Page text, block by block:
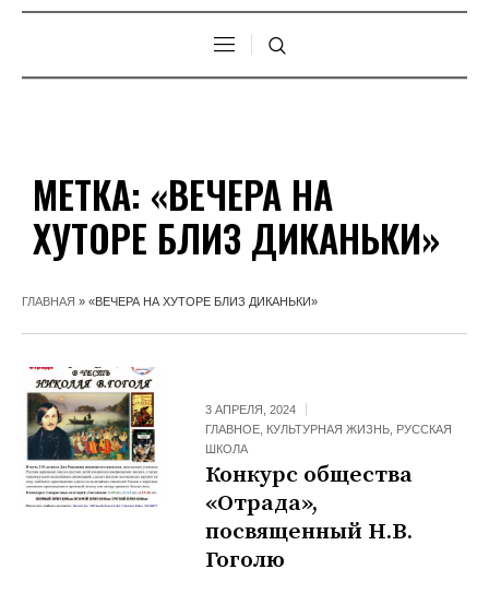
МЕТКА: «ВЕЧЕРА НА
ХУТОРЕ БЛИЗ ДИКАНЬКИ»
ГЛАВНАЯ » «ВЕЧЕРА НА ХУТОРЕ БЛИЗ ДИКАНЬКИ»
3 АПРЕЛЯ, 2024
ГЛАВНОЕ КУЛЬТУРНАЯ ЖИЗНЬ РУССКАЯ
ШКОЛА
Конкурс общества
«Отрада»,
посвященный Н.В.
Гоголю